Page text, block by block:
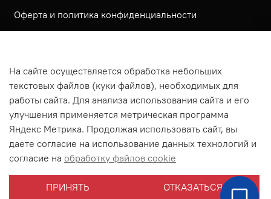
Оферта и политика конфиденциальности
Согласие посетителя сайта на обработку
персональных данных
На сайте используется метрическая система ЯНДЕКС
МЕТРИКА
На сайте применяются рекомендательные технологии
Согласие на получение рассылки рекламно-
информационных материалов
На сайте осуществляется обработка небольших
текстовых файлов (куки файлов), необходимых для
работы сайта. Для анализа использования сайта и его
улучшения применяется метрическая программа
Яндекс Метрика. Продолжая использовать сайт, вы
даете согласие на использование данных технологий и
согласие на обработку файлов cookie
ПРИНЯТЬ ОТКАЗАТЬСЯ